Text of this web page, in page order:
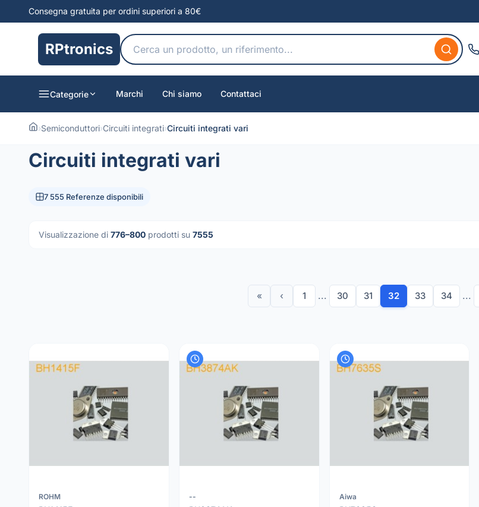
Consegna gratuita per ordini superiori a 80€
RPtronics
Categorie Marchi Chi siamo Contattaci
›Semiconduttori›Circuiti integrati›Circuiti integrati vari
Circuiti integrati vari
7 555 Referenze disponibili
Visualizzazione di 776–800 prodotti su 7555
« ‹ 1 ... 30 31 32 33 34 ...
ROHM -- Aiwa